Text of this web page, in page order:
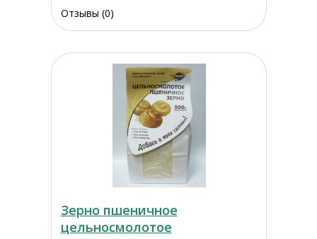
Отзывы (0)
Зерно пшеничное
цельносмолотое